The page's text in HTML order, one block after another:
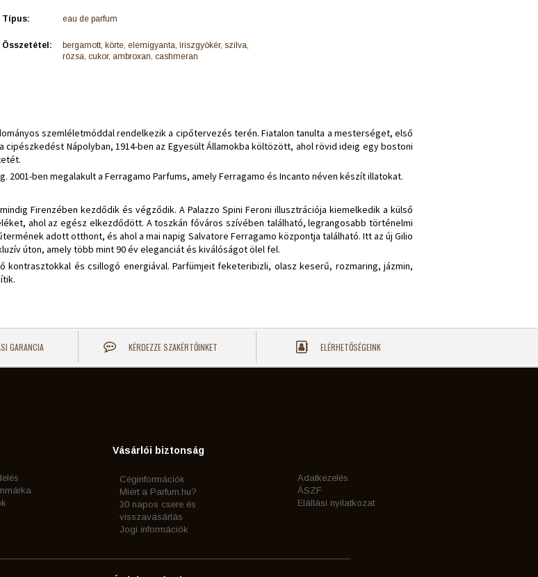
Típus: eau de parfum
Összetétel:
bergamott, körte, elemigyanta, íriszgyökér, szilva,
rózsa, cukor, ambroxan, cashmeran
szemléletmóddal rendelkezik a cipőtervezés terén. Fiatalon tanulta a mesterséget, első
Nápolyban, 1914-ben az Egyesült Államokba költözött, ahol rövid ideig egy bostoni
2001-ben megalakult a Ferragamo Parfums, amely Ferragamo és Incanto néven készít illatokat.
Firenzében kezdődik és végződik. A Palazzo Spini Feroni illusztrációja kiemelkedik a külső
ahol az egész elkezdődött. A toszkán főváros szívében található, legrangosabb történelmi
adott otthont, és ahol a mai napig Salvatore Ferragamo központja található. Itt az új Gilio
úton, amely több mint 90 év eleganciát és kiválóságot ölel fel.
és csillogó energiával. Parfümjeit feketeribizli, olasz keserű, rozmaring, jázmin,
GARANCIA KÉRDEZZE SZAKÉRTŐINKET ELÉRHETŐSÉGEINK
Vásárlói biztonság
Céginformációk
Miért a Parfum.hu?
30 napos csere és
visszavásárlás
Jogi információk
Adatkezelés
ÁSZF
Elállási nyilatkozat